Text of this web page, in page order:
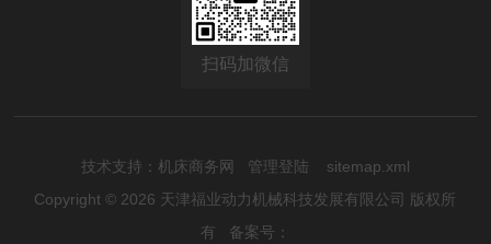
扫码加微信
技术支持： 机床商务网 管理登陆
sitemap.xml
Copyright © 2026 天津福业动力机械科技发展有限公司 版权所
有 备案号：